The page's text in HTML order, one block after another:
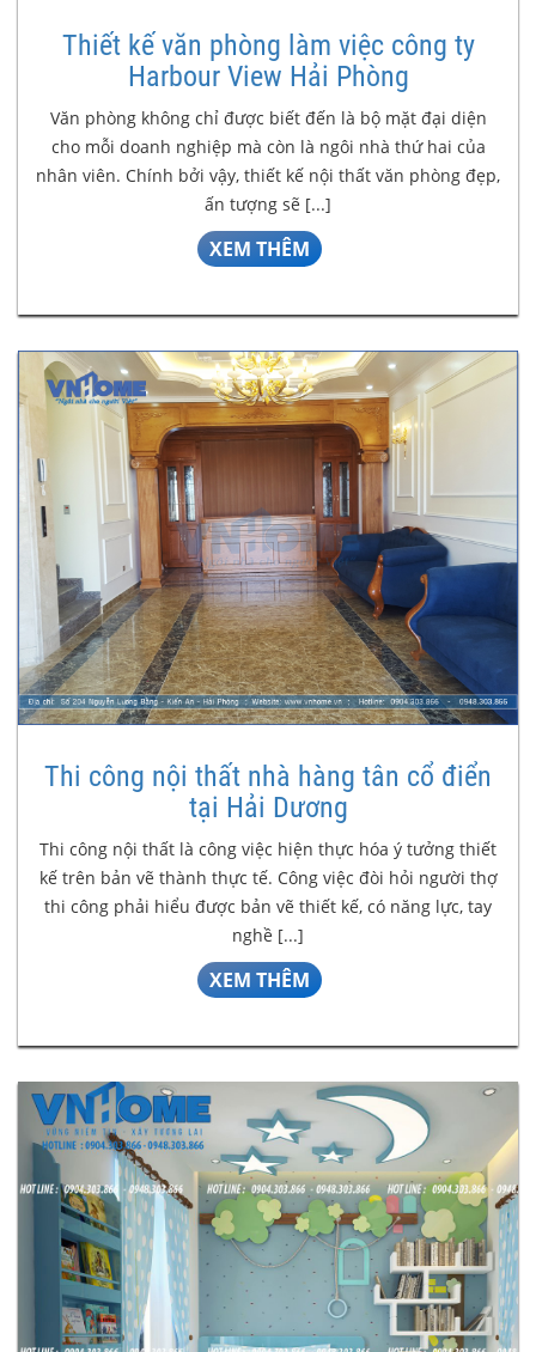
Thiết kế văn phòng làm việc công ty
Harbour View Hải Phòng
Văn phòng không chỉ được biết đến là bộ mặt đại diện
cho mỗi doanh nghiệp mà còn là ngôi nhà thứ hai của
nhân viên. Chính bởi vậy, thiết kế nội thất văn phòng đẹp,
ấn tượng sẽ [...]
XEM THÊM
Thi công nội thất nhà hàng tân cổ điển
tại Hải Dương
Thi công nội thất là công việc hiện thực hóa ý tưởng thiết
kế trên bản vẽ thành thực tế. Công việc đòi hỏi người thợ
thi công phải hiểu được bản vẽ thiết kế, có năng lực, tay
nghề [...]
XEM THÊM